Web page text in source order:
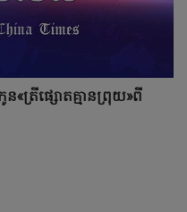
«ត្រីផ្សោតគ្មានព្រុយ»ពី